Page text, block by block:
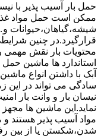
حمل بار آسیب پذیر با
ممکن است حمل مواد
قرارگیرد.در چنین
محتویات بار نقش مهمی
استاندارد ها ماشین
آبک با داشتن انواع
سادگی می تواند در این
نیسان بار و وانت بار
نماید.این ماشین ها مجهز
مواد آسیب پذیر هستند و
شدن،شکستن یا از بین